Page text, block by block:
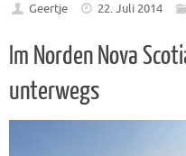
Geertje 22. Juli 2014
Im Norden Nova
unterwegs